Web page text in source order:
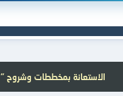
الاستعانة بمخططات وشروح " service manual " لازالة كلمات السر